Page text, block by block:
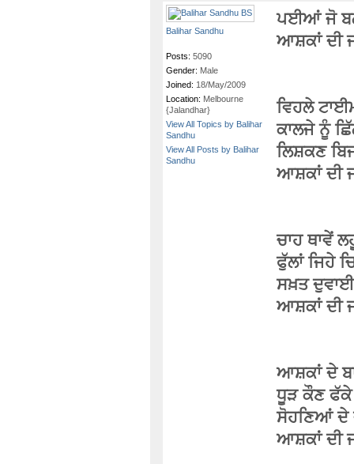
Balihar Sandhu
Posts: 5090
Gender: Male
Joined: 18/May/2009
Location: Melbourne
{Jalandhar}
View All Topics by Balihar
Sandhu
View All Posts by Balihar
Sandhu
ਪਈਆਂ ਜੋ
ਆਸ਼ਕਾਂ ਦੀ
ਵਿਹਲੇ
ਕਾਲਜੇ ਨੂੰ
ਲਿਸ਼ਕਣ
ਆਸ਼ਕਾਂ ਦੀ
ਚਾਹ ਥਾਵੇਂ
ਫੁੱਲਾਂ ਜਿਹੇ
ਸਖ਼ਤ
ਆਸ਼ਕਾਂ ਦੀ
ਆਸ਼ਕਾਂ ਦੇ
ਧੂੜ ਕੌਣ
ਸੋਹਣਿਆਂ ਦੇ
ਆਸ਼ਕਾਂ ਦੀ